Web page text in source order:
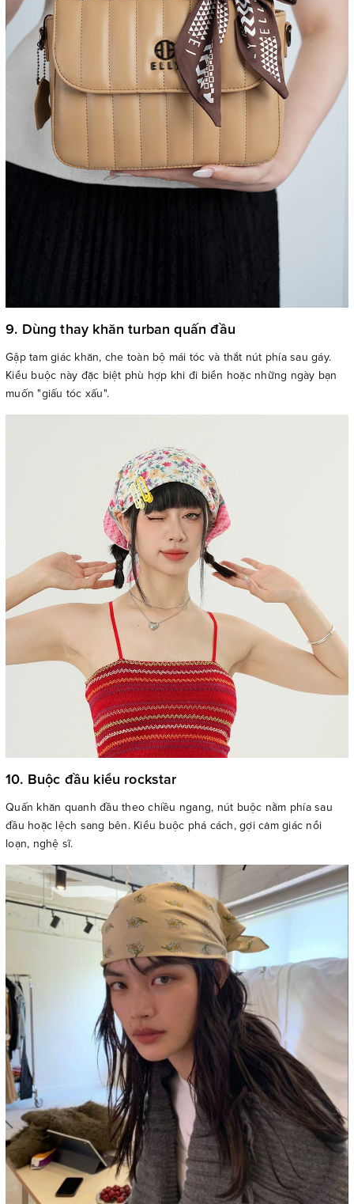
9. Dùng thay khăn turban quấn đầu
Gập tam giác khăn, che toàn bộ mái tóc và thắt nút phía sau gáy.
Kiểu buộc này đặc biệt phù hợp khi đi biển hoặc những ngày bạn
muốn "giấu tóc xấu".
10. Buộc đầu kiểu rockstar
Quấn khăn quanh đầu theo chiều ngang, nút buộc nằm phía sau
đầu hoặc lệch sang bên. Kiểu buộc phá cách, gợi cảm giác nổi
loạn, nghệ sĩ.